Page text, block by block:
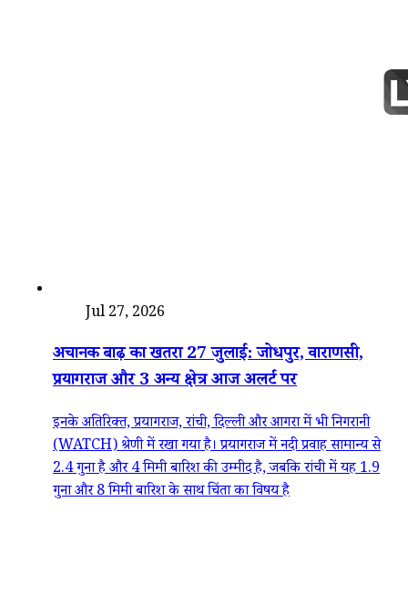
Jul 27, 2026
अचानक बाढ़ का खतरा 27 जुलाई: जोधपुर, वाराणसी,
प्रयागराज और 3 अन्य क्षेत्र आज अलर्ट पर
इनके अतिरिक्त, प्रयागराज, रांची, दिल्ली और आगरा में भी निगरानी
(WATCH) श्रेणी में रखा गया है। प्रयागराज में नदी प्रवाह सामान्य से
2.4 गुना है और 4 मिमी बारिश की उम्मीद है, जबकि रांची में यह 1.9
गुना और 8 मिमी बारिश के साथ चिंता का विषय है